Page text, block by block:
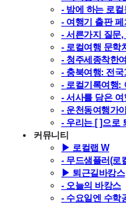
- 밤에 하는 로
- 여행기 출판
- 서른가지 질문
- 로컬여행 문학
- 청주세종착한
- 충북여행: 전
- 로컬기록여행:
- 서사를 담은
- 운천동여행가
- 우리는 [ ]으로
커뮤니티
▶ 로컬랩 W
- 무드샘플러(로
▶ 퇴근길바캉스
- 오늘의 바캉스
- 수요일엔 수학